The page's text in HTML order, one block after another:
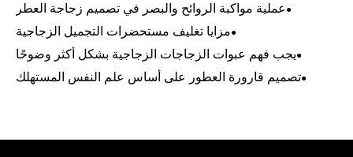
عملية مواكبة الروائح والبصر في تصميم زجاجة العطر
مزايا تغليف مستحضرات التجميل الزجاجية
يجب فهم عبوات الزجاجات الزجاجية بشكل أكثر وضوحًا
تصميم قارورة العطور على أساس علم النفس المستهلك